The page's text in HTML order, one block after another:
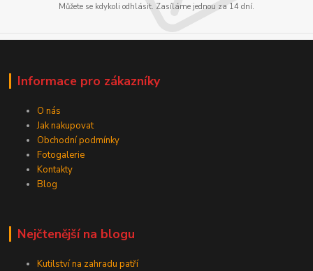
Můžete se kdykoli odhlásit. Zasíláme jednou za 14 dní.
Informace pro zákazníky
O nás
Jak nakupovat
Obchodní podmínky
Fotogalerie
Kontakty
Blog
Nejčtenější na blogu
Kutilství na zahradu patří